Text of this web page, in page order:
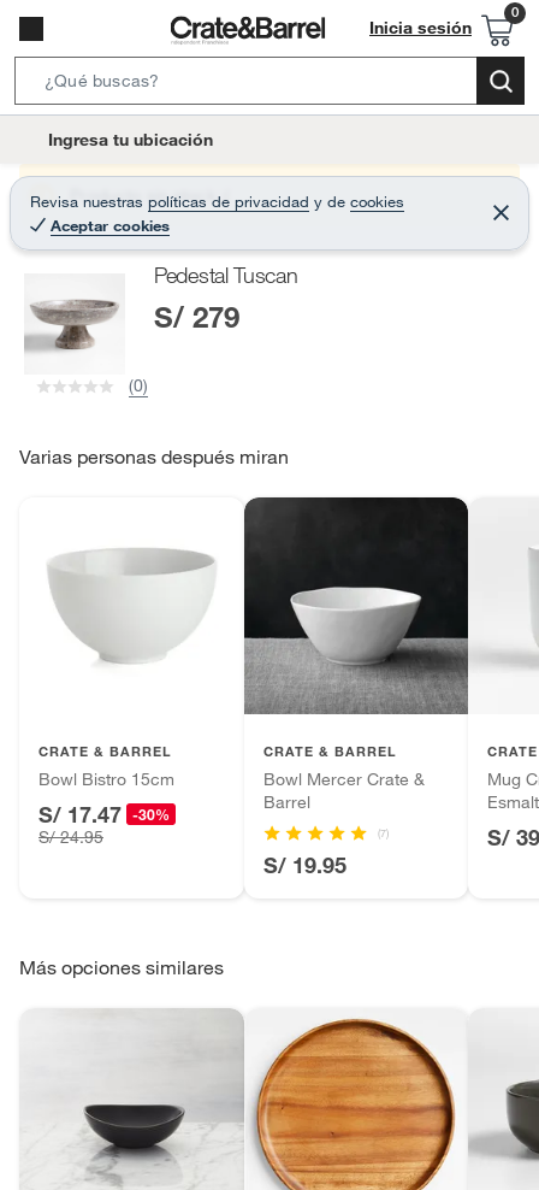
Inicia sesión
e
r
c
B
t
o
Ingresa tu ubicación
Revisa nuestras políticas de privacidad y de cookies
Aceptar cookies
C
e
r
Producto sin stock :(
Pedestal Tuscan
S/ 279
(0)
Varias personas después miran
CRATE & BARREL
Bowl Bistro 15cm
S/ 17.47 -30%
S/ 24.95
CRATE & BARREL
Bowl Mercer Crate &
Barrel
(7)
S/ 19.95
Mug
S/
Más opciones similares